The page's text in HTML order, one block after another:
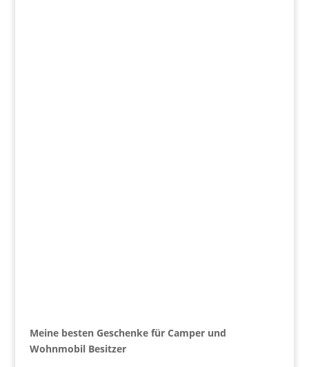
Meine besten Geschenke für Camper und
Wohnmobil Besitzer